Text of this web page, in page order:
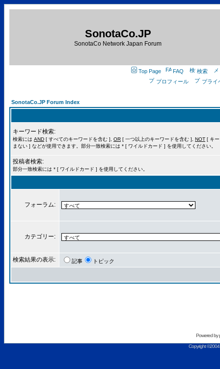
SonotaCo.JP
SonotaCo Network Japan Forum
Top Page FAQ
検索
プロフィール
プライ
SonotaCo.JP Forum Index
キーワード検索:
検索には AND [ すべてのキーワードを含む ], OR [ 一つ以上のキーワードを含む ], NOT [ キ
まない ] などが使用できます。部分一致検索には * [ ワイルドカード ] を使用してください。
投稿者検索:
部分一致検索には * [ ワイルドカード ] を使用してください。
フォーラム:
カテゴリー:
検索結果の表示: 記事 トピック
Powered by
Copyright ©2004